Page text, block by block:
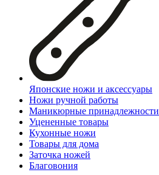
Японские ножи и аксессуары
Ножи ручной работы
Маникюрные принадлежности
Уцененные товары
Кухонные ножи
Товары для дома
Заточка ножей
Благовония